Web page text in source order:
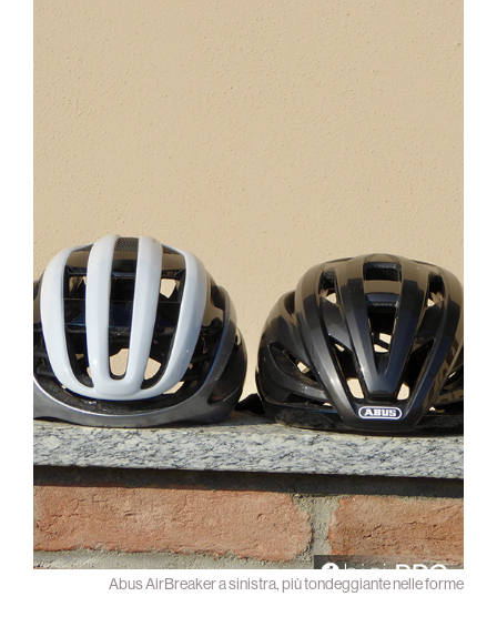
Abus AirBreaker a sinistra, più tondeggiante nelle forme